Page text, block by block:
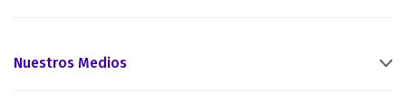
Nuestros Medios